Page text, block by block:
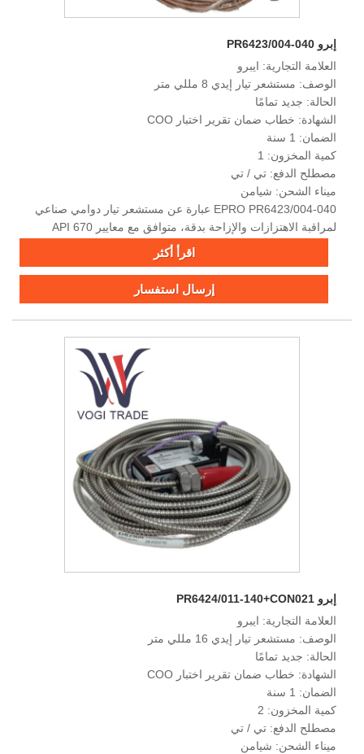
إبرو PR6423/004-040
العلامة التجارية: ايبرو
الوصف: مستشعر تيار إيدي 8 مللي متر
الحالة: جديد تمامًا
الشهادة: خطاب ضمان تقرير اختبار COO
الضمان: 1 سنة
كمية المخزون: 1
مصطلح الدفع: تي / تي
ميناء الشحن: شيامن
EPRO PR6423/004-040 عبارة عن مستشعر تيار دوامي صناعي
لمراقبة الاهتزازات والإزاحة بدقة، متوافق مع معايير API 670
اقرأ أكثر
إرسال استفسار
إبرو PR6424/011-140+CON021
العلامة التجارية: ايبرو
الوصف: مستشعر تيار إيدي 16 مللي متر
الحالة: جديد تمامًا
الشهادة: خطاب ضمان تقرير اختبار COO
الضمان: 1 سنة
كمية المخزون: 2
مصطلح الدفع: تي / تي
ميناء الشحن: شيامن